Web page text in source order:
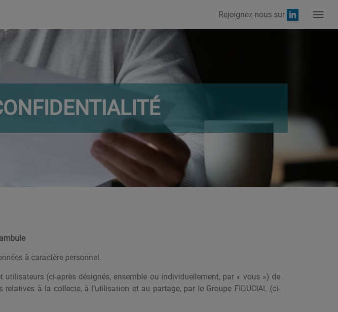
Rejoignez-nous sur
à caractère personnel.
(ci-après désignés, ensemble ou individuellement, par « vous ») de
à la collecte, à l’utilisation et au partage, par le Groupe FIDUCIAL (ci-